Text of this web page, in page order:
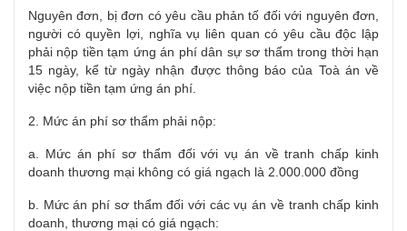
Nguyên đơn, bị đơn có yêu cầu phản tố đối với nguyên đơn,
người có quyền lợi, nghĩa vụ liên quan có yêu cầu độc lập
phải nộp tiền tạm ứng án phí dân sự sơ thẩm trong thời hạn
15 ngày, kể từ ngày nhận được thông báo của Toà án về
việc nộp tiền tạm ứng án phí.
2. Mức án phí sơ thẩm phải nộp:
a. Mức án phí sơ thẩm đối với vụ án về tranh chấp kinh
doanh thương mại không có giá ngạch là 2.000.000 đồng
b. Mức án phí sơ thẩm đối với các vụ án về tranh chấp kinh
doanh, thương mại có giá ngạch: